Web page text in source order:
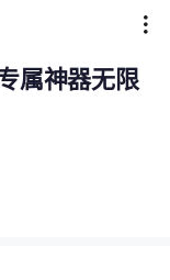
属神器无限